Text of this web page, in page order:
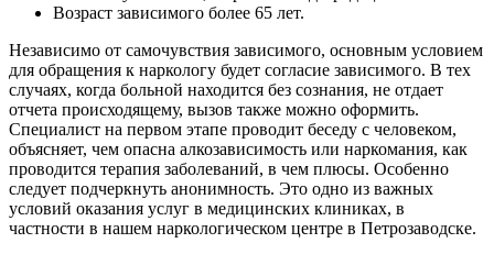
Возраст зависимого более 65 лет.
Независимо от самочувствия зависимого, основным условием
для обращения к наркологу будет согласие зависимого. В тех
случаях, когда больной находится без сознания, не отдает
отчета происходящему, вызов также можно оформить.
Специалист на первом этапе проводит беседу с человеком,
объясняет, чем опасна алкозависимость или наркомания, как
проводится терапия заболеваний, в чем плюсы. Особенно
следует подчеркнуть анонимность. Это одно из важных
условий оказания услуг в медицинских клиниках, в
частности в нашем наркологическом центре в Петрозаводске.